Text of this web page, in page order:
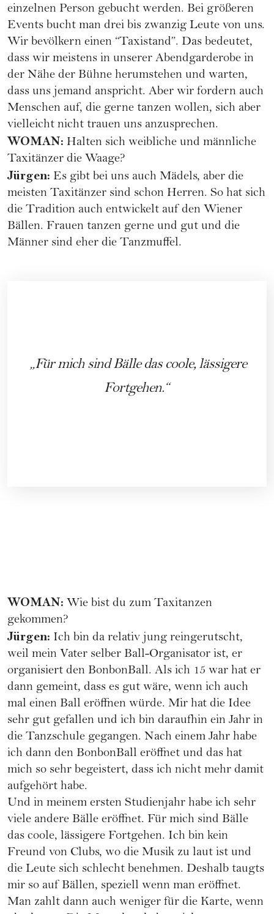
einzelnen Person gebucht werden. Bei größeren
Events bucht man drei bis zwanzig Leute von uns.
Wir bevölkern einen “Taxistand”. Das bedeutet,
dass wir meistens in unserer Abendgarderobe in
der Nähe der Bühne herumstehen und warten,
dass uns jemand anspricht. Aber wir fordern auch
Menschen auf, die gerne tanzen wollen, sich aber
vielleicht nicht trauen uns anzusprechen.
WOMAN: Halten sich weibliche und männliche
Taxitänzer die Waage?
Jürgen: Es gibt bei uns auch Mädels, aber die
meisten Taxitänzer sind schon Herren. So hat sich
die Tradition auch entwickelt auf den Wiener
Bällen. Frauen tanzen gerne und gut und die
Männer sind eher die Tanzmuffel.
Für mich sind Bälle das coole, lässigere
Fortgehen.
WOMAN: Wie bist du zum Taxitanzen
gekommen?
Jürgen: Ich bin da relativ jung reingerutscht,
weil mein Vater selber Ball-Organisator ist, er
organisiert den BonbonBall. Als ich 15 war hat er
dann gemeint, dass es gut wäre, wenn ich auch
mal einen Ball eröffnen würde. Mir hat die Idee
sehr gut gefallen und ich bin daraufhin ein Jahr in
die Tanzschule gegangen. Nach einem Jahr habe
ich dann den BonbonBall eröffnet und das hat
mich so sehr begeistert, dass ich nicht mehr damit
aufgehört habe.
Und in meinem ersten Studienjahr habe ich sehr
viele andere Bälle eröffnet. Für mich sind Bälle
das coole, lässigere Fortgehen. Ich bin kein
Freund von Clubs, wo die Musik zu laut ist und
die Leute sich schlecht benehmen. Deshalb taugts
mir so auf Bällen, speziell wenn man eröffnet.
Man zahlt dann auch weniger für die Karte, wenn